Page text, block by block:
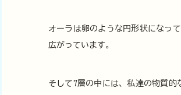
オーラは卵のような円形状になっ
広がっています。
そして7層の中には、私達の物質